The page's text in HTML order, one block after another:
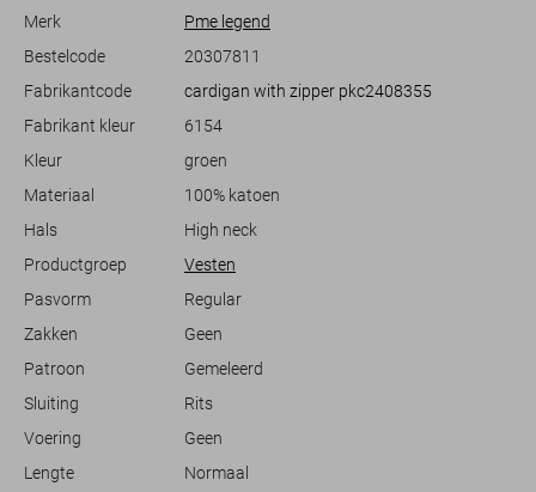
Merk
Pme legend
Bestelcode
20307811
Fabrikantcode
cardigan with zipper pkc2408355
Fabrikant kleur
6154
Kleur
groen
Materiaal
100% katoen
Hals
High neck
Productgroep
Vesten
Pasvorm
Regular
Zakken
Geen
Patroon
Gemeleerd
Sluiting
Rits
Voering
Geen
Lengte
Normaal